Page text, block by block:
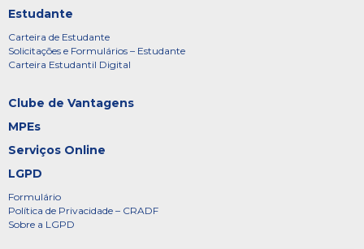
Estudante
Carteira de Estudante
Solicitações e Formulários – Estudante
Carteira Estudantil Digital
Clube de Vantagens
MPEs
Serviços Online
LGPD
Formulário
Política de Privacidade – CRADF
Sobre a LGPD